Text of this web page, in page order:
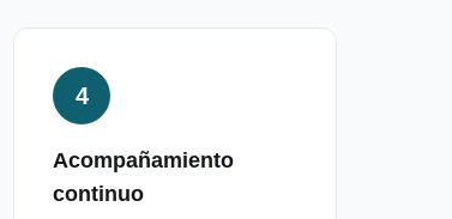
4
Acompañamiento
continuo